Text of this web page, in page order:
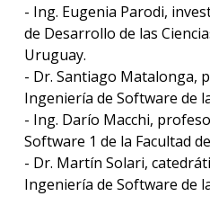
- Ing. Eugenia Parodi,
de Desarrollo de las
Uruguay.
- Dr. Santiago Matalonga,
Ingeniería de Software de
- Ing. Darío Macchi,
Software 1 de la Facultad
- Dr. Martín Solari,
Ingeniería de Software de